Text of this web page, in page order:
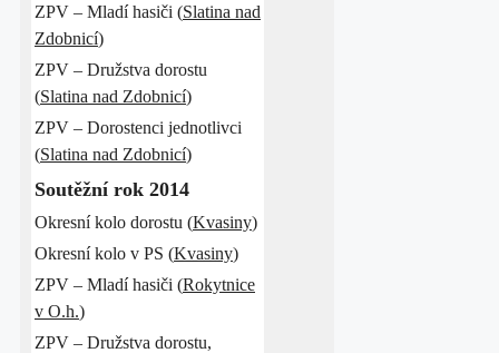
ZPV – Mladí hasiči (Slatina nad
Zdobnicí)
ZPV – Družstva dorostu
(Slatina nad Zdobnicí)
ZPV – Dorostenci jednotlivci
(Slatina nad Zdobnicí)
Soutěžní rok 2014
Okresní kolo dorostu (Kvasiny)
Okresní kolo v PS (Kvasiny)
ZPV – Mladí hasiči (Rokytnice
v O.h.)
ZPV – Družstva dorostu,